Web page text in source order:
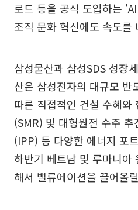
로드 등을 공식 도입하는
조직 문화 혁신에도 속도를
삼성물산과 삼성SDS 성장
산은 삼성전자의 대규모 반
따른 직접적인 건설 수혜와
(SMR) 및 대형원전 수주
(IPP) 등 다양한 에너지 포
하반기 베트남 및 루마니아
해서 밸류에이션을 끌어올